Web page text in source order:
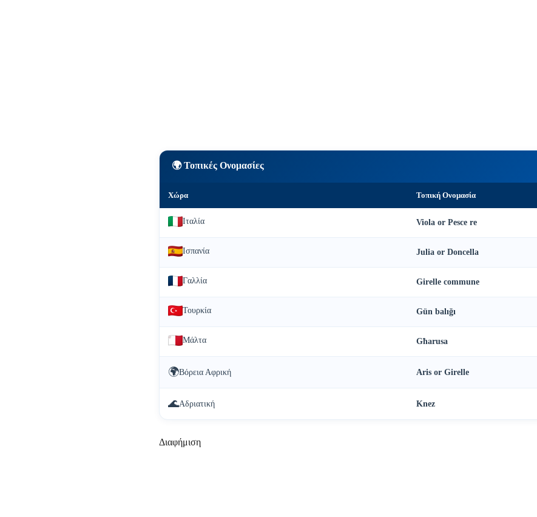
🌍 Τοπικές Ονομασίες
Χώρα Τοπική Ονομασία
Ιταλία Viola or Pesce re
Ισπανία Julia or Doncella
Γαλλία Girelle commune
Τουρκία Gün balığı
Μάλτα Għarusa
🌍Βόρεια Αφρική Aris or Girelle
🌊Αδριατική Knez
Διαφήμιση